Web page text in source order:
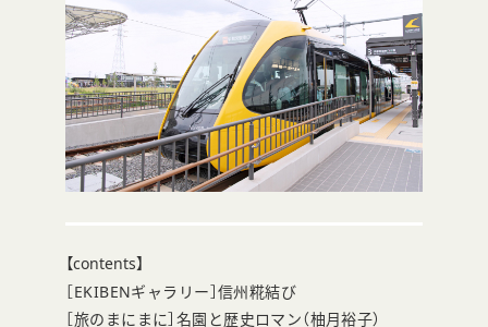
【contents】
［EKIBENギャラリー］信州糀結び
［旅のまにまに］名園と歴史ロマン（柚月裕子）